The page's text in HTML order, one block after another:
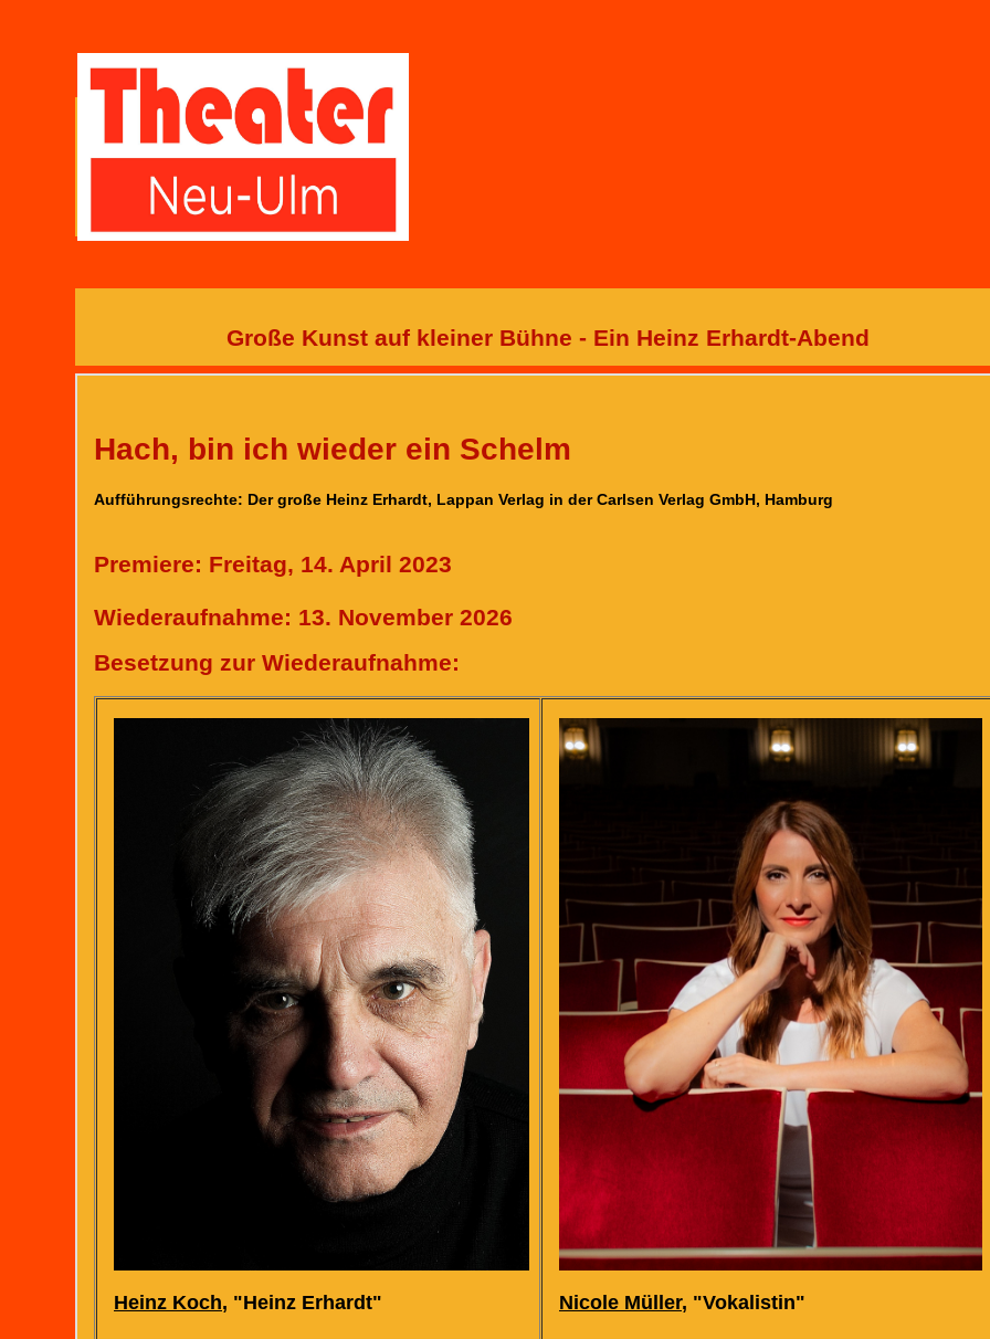
Große Kunst auf kleiner Bühne - Ein Heinz Erhardt-Abend
Hach, bin ich wieder ein Schelm
Aufführungsrechte: Der große Heinz Erhardt, Lappan Verlag in der Carlsen Verlag GmbH, Hamburg
Premiere: Freitag, 14. April 2023
Wiederaufnahme: 13. November 2026
Besetzung zur Wiederaufnahme:
Heinz Koch, "Heinz Erhardt" Nicole Müller, "Vokalistin"